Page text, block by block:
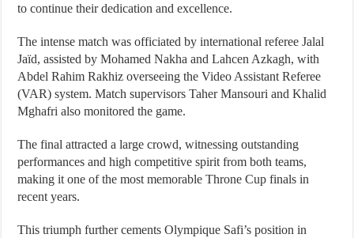
to continue their dedication and excellence.
The intense match was officiated by international referee Jalal
Jaïd, assisted by Mohamed Nakha and Lahcen Azkagh, with
Abdel Rahim Rakhiz overseeing the Video Assistant Referee
(VAR) system. Match supervisors Taher Mansouri and Khalid
Mghafri also monitored the game.
The final attracted a large crowd, witnessing outstanding
performances and high competitive spirit from both teams,
making it one of the most memorable Throne Cup finals in
recent years.
This triumph further cements Olympique Safi’s position in